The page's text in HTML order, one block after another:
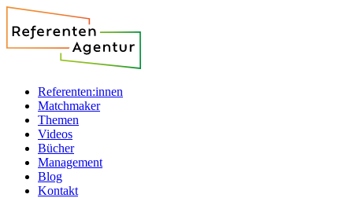
Referenten:innen
Matchmaker
Themen
Videos
Bücher
Management
Blog
Kontakt